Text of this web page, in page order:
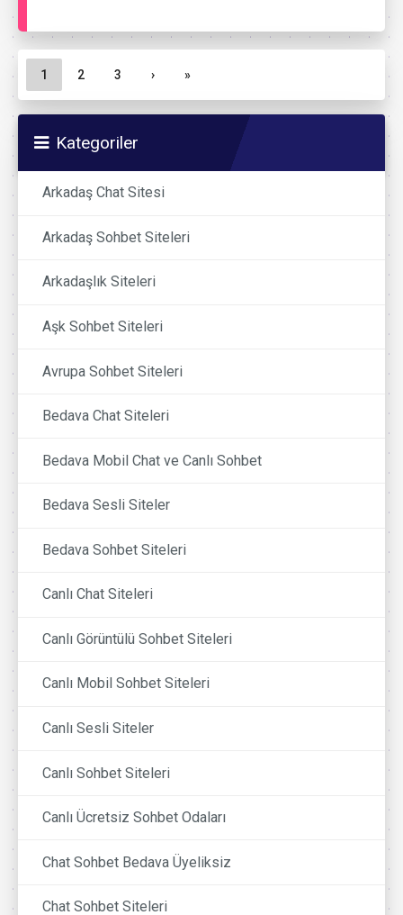
Sayfa gezinme
Geçerli Sayfa
1 Sayfa
2 Sayfa
3 › »
Kategoriler
Arkadaş Chat Sitesi
Arkadaş Sohbet Siteleri
Arkadaşlık Siteleri
Aşk Sohbet Siteleri
Avrupa Sohbet Siteleri
Bedava Chat Siteleri
Bedava Mobil Chat ve Canlı Sohbet
Bedava Sesli Siteler
Bedava Sohbet Siteleri
Canlı Chat Siteleri
Canlı Görüntülü Sohbet Siteleri
Canlı Mobil Sohbet Siteleri
Canlı Sesli Siteler
Canlı Sohbet Siteleri
Canlı Ücretsiz Sohbet Odaları
Chat Sohbet Bedava Üyeliksiz
Chat Sohbet Siteleri